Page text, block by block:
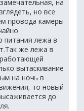
на
но все
провода камеры
питания лежа в
же лежа в
работающей
вытаскивание
на ночь в
то новый
до